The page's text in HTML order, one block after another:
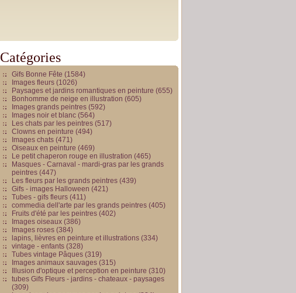
Catégories
Gifs Bonne Fête (1584)
Images fleurs (1026)
Paysages et jardins romantiques en peinture (655)
Bonhomme de neige en illustration (605)
Images grands peintres (592)
Images noir et blanc (564)
Les chats par les peintres (517)
Clowns en peinture (494)
Images chats (471)
Oiseaux en peinture (469)
Le petit chaperon rouge en illustration (465)
Masques - Carnaval - mardi-gras par les grands
peintres (447)
Les fleurs par les grands peintres (439)
Gifs - images Halloween (421)
Tubes - gifs fleurs (411)
commedia dell'arte par les grands peintres (405)
Fruits d'été par les peintres (402)
Images oiseaux (386)
Images roses (384)
lapins, lièvres en peinture et illustrations (334)
vintage - enfants (328)
Tubes vintage Pâques (319)
Images animaux sauvages (315)
Illusion d'optique et perception en peinture (310)
tubes Gifs Fleurs - jardins - chateaux - paysages
(309)